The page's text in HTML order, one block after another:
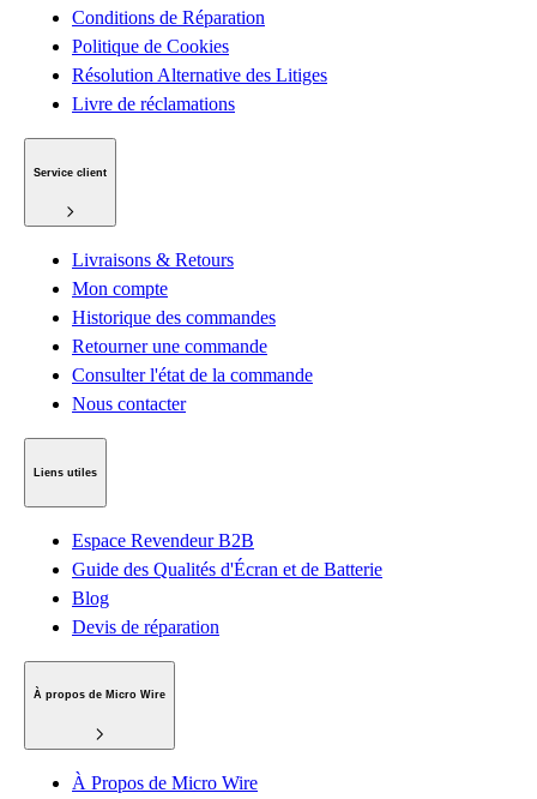
Conditions de Réparation
Politique de Cookies
Résolution Alternative des Litiges
Livre de réclamations
Service client
Livraisons & Retours
Mon compte
Historique des commandes
Retourner une commande
Consulter l'état de la commande
Nous contacter
Liens utiles
Espace Revendeur B2B
Guide des Qualités d'Écran et de Batterie
Blog
Devis de réparation
À propos de Micro Wire
À Propos de Micro Wire